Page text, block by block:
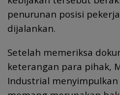
penurunan posisi
dijalankan.
Setelah memeriksa
keterangan para pihak,
Industrial